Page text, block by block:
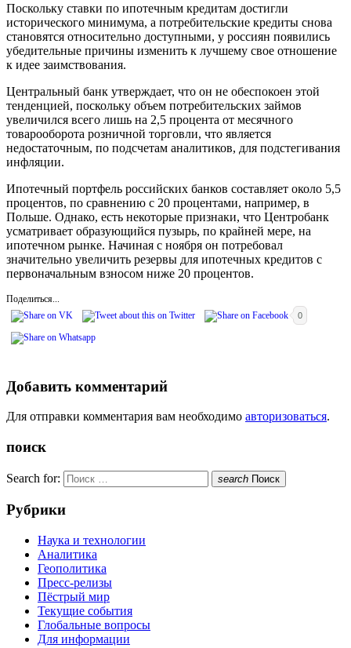
Поскольку ставки по ипотечным кредитам достигли
исторического минимума, а потребительские кредиты снова
становятся относительно доступными, у россиян появились
убедительные причины изменить к лучшему свое отношение
к идее заимствования.
Центральный банк утверждает, что он не обеспокоен этой
тенденцией, поскольку объем потребительских займов
увеличился всего лишь на 2,5 процента от месячного
товарооборота розничной торговли, что является
недостаточным, по подсчетам аналитиков, для подстегивания
инфляции.
Ипотечный портфель российских банков составляет около 5,5
процентов, по сравнению с 20 процентами, например, в
Польше. Однако, есть некоторые признаки, что Центробанк
усматривает образующийся пузырь, по крайней мере, на
ипотечном рынке. Начиная с ноября он потребовал
значительно увеличить резервы для ипотечных кредитов с
первоначальным взносом ниже 20 процентов.
Поделиться...
0
Добавить комментарий
Для отправки комментария вам необходимо авторизоваться.
поиск
Search for: search Поиск
Рубрики
Наука и технологии
Аналитика
Геополитика
Пресс-релизы
Пёстрый мир
Текущие события
Глобальные вопросы
Для информации